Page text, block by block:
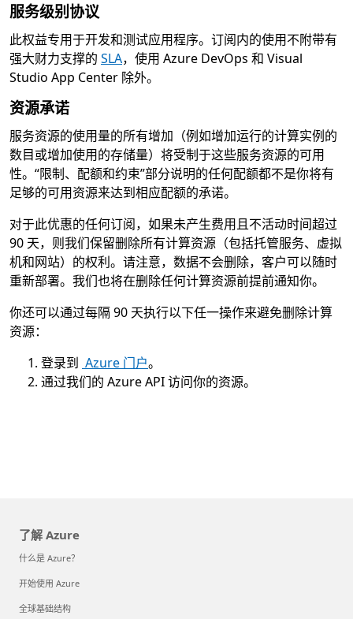
服务级别协议
此权益专用于开发和测试应用程序。订阅内的使用不附带有
强大财力支撑的 SLA，使用 Azure DevOps 和 Visual
Studio App Center 除外。
资源承诺
服务资源的使用量的所有增加（例如增加运行的计算实例的
数目或增加使用的存储量）将受制于这些服务资源的可用
性。“限制、配额和约束”部分说明的任何配额都不是你将有
足够的可用资源来达到相应配额的承诺。
对于此优惠的任何订阅，如果未产生费用且不活动时间超过
90 天，则我们保留删除所有计算资源（包括托管服务、虚拟
机和网站）的权利。请注意，数据不会删除，客户可以随时
重新部署。我们也将在删除任何计算资源前提前通知你。
你还可以通过每隔 90 天执行以下任一操作来避免删除计算
资源：
登录到 Azure 门户。
通过我们的 Azure API 访问你的资源。
了解 Azure
什么是 Azure？
开始使用 Azure
全球基础结构